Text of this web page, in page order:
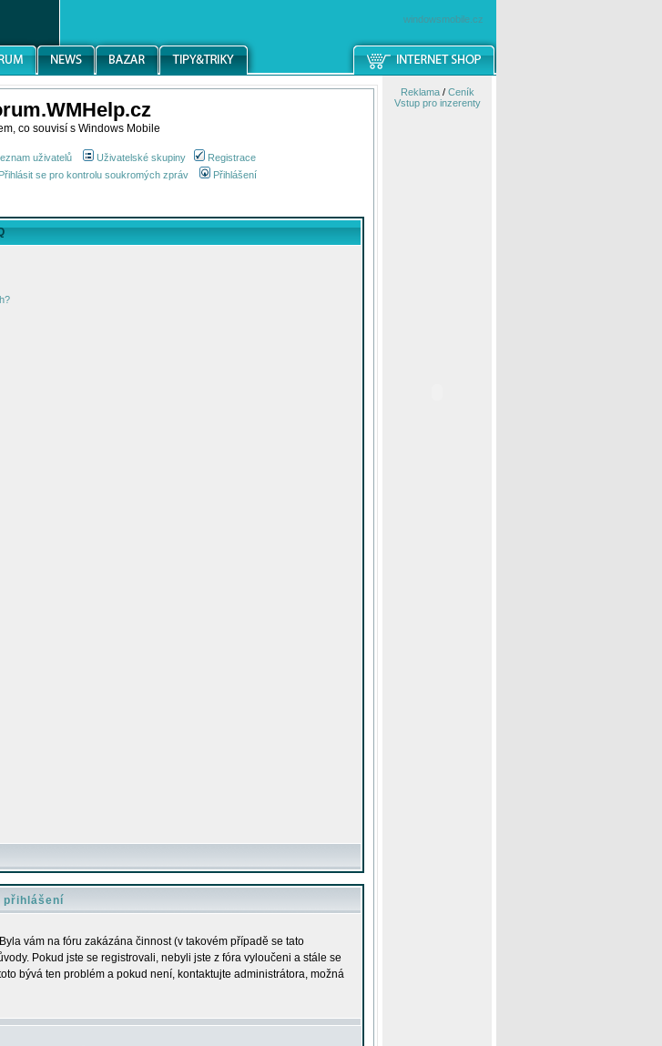
windowsmobile.cz
co souvisí s Windows Mobile
uživatelů Uživatelské skupiny
Registrace
Přihlásit se pro kontrolu soukromých zpráv Přihlášení
přihlášení
vám na fóru zakázána činnost (v takovém případě se tato
Pokud jste se registrovali, nebyli jste z fóra vyloučeni a stále se
bývá ten problém a pokud není, kontaktujte administrátora, možná
Reklama/ Ceník
Vstup pro inzerenty